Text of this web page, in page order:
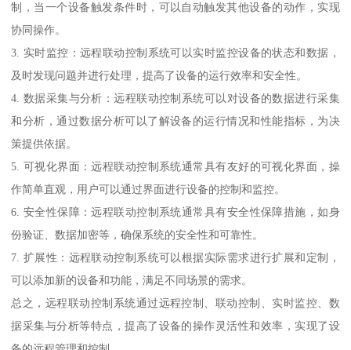
制，当一个设备触发条件时，可以自动触发其他设备的动作，实现
协同操作。
3. 实时监控：远程联动控制系统可以实时监控设备的状态和数据，
及时发现问题并进行处理，提高了设备的运行效率和安全性。
4. 数据采集与分析：远程联动控制系统可以对设备的数据进行采集
和分析，通过数据分析可以了解设备的运行情况和性能指标，为决
策提供依据。
5. 可视化界面：远程联动控制系统通常具有友好的可视化界面，操
作简单直观，用户可以通过界面进行设备的控制和监控。
6. 安全性保障：远程联动控制系统通常具有安全性保障措施，如身
份验证、数据加密等，确保系统的安全性和可靠性。
7. 扩展性：远程联动控制系统可以根据实际需求进行扩展和定制，
可以添加新的设备和功能，满足不同场景的需求。
总之，远程联动控制系统通过远程控制、联动控制、实时监控、数
据采集与分析等特点，提高了设备的操作灵活性和效率，实现了设